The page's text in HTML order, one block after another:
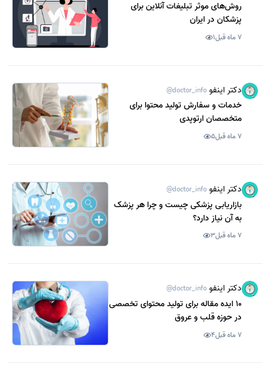
روش‌های موثر تبلیغات آنلاین برای
پزشکان در ایران
7 ماه قبل 1
دکتر اینفو @doctor_info
خدمات و سفارش تولید محتوا برای
متخصصان ارتوپدی
7 ماه قبل 5
دکتر اینفو @doctor_info
بازاریابی پزشکی چیست و چرا هر پزشک
به آن نیاز دارد؟
7 ماه قبل 3
دکتر اینفو @doctor_info
10 ایده مقاله برای تولید محتوای تخصصی
در حوزه قلب و عروق
7 ماه قبل 4